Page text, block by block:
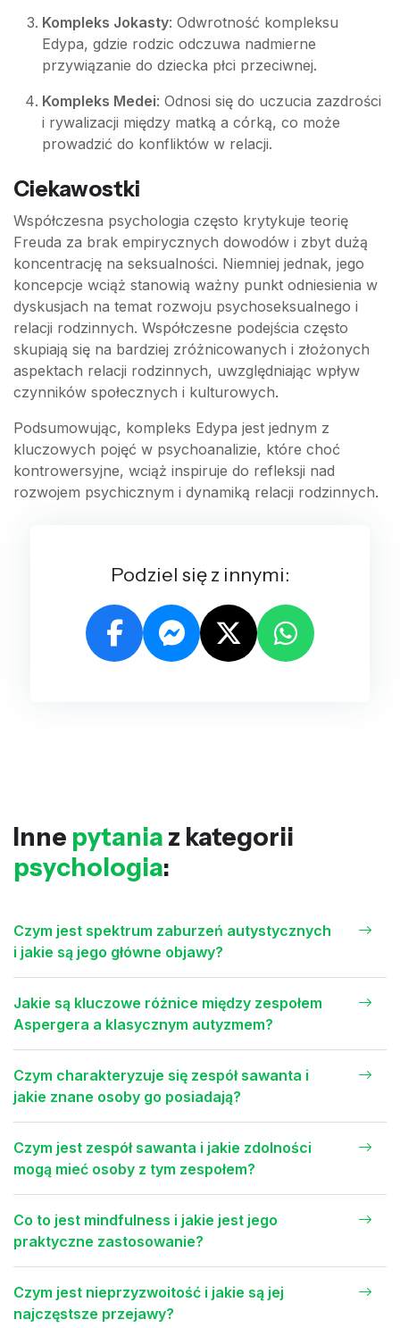
Kompleks Jokasty: Odwrotność kompleksu
Edypa, gdzie rodzic odczuwa nadmierne
przywiązanie do dziecka płci przeciwnej.
Kompleks Medei: Odnosi się do uczucia zazdrości
i rywalizacji między matką a córką, co może
prowadzić do konfliktów w relacji.
Ciekawostki
Współczesna psychologia często krytykuje teorię
Freuda za brak empirycznych dowodów i zbyt dużą
koncentrację na seksualności. Niemniej jednak, jego
koncepcje wciąż stanowią ważny punkt odniesienia w
dyskusjach na temat rozwoju psychoseksualnego i
relacji rodzinnych. Współczesne podejścia często
skupiają się na bardziej zróżnicowanych i złożonych
aspektach relacji rodzinnych, uwzględniając wpływ
czynników społecznych i kulturowych.
Podsumowując, kompleks Edypa jest jednym z
kluczowych pojęć w psychoanalizie, które choć
kontrowersyjne, wciąż inspiruje do refleksji nad
rozwojem psychicznym i dynamiką relacji rodzinnych.
Podziel się z innymi:
Inne pytania z kategorii
psychologia:
Czym jest spektrum zaburzeń autystycznych
i jakie są jego główne objawy?
Jakie są kluczowe różnice między zespołem
Aspergera a klasycznym autyzmem?
Czym charakteryzuje się zespół sawanta i
jakie znane osoby go posiadają?
Czym jest zespół sawanta i jakie zdolności
mogą mieć osoby z tym zespołem?
Co to jest mindfulness i jakie jest jego
praktyczne zastosowanie?
Czym jest nieprzyzwoitość i jakie są jej
najczęstsze przejawy?